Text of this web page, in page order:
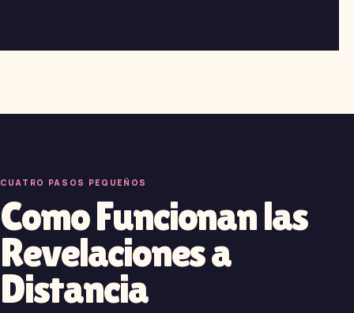
CUATRO PASOS PEQUEÑOS
Como Funcionan las
Revelaciones a
Distancia